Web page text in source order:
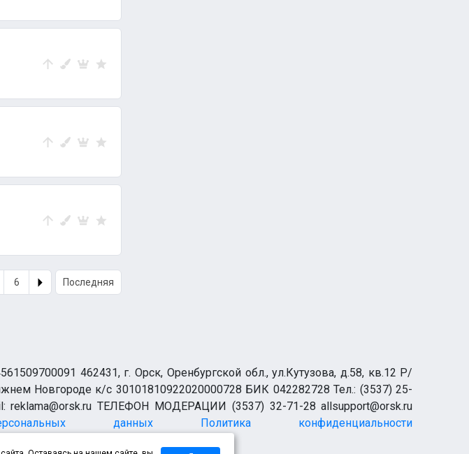
6 Последняя
462431, г. Орск, Оренбургской обл., ул.Кутузова, д.58, кв.12 Р/
Новгороде к/с 30101810922020000728 БИК 042282728 Тел.: (3537) 25-
reklama@orsk.ru ТЕЛЕФОН МОДЕРАЦИИ (3537) 32-71-28 allsupport@orsk.ru
данных Политика конфиденциальности